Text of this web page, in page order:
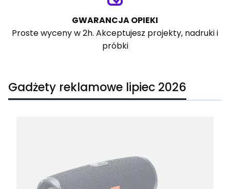
GWARANCJA OPIEKI
Proste wyceny w 2h. Akceptujesz projekty, nadruki i
próbki
Gadżety reklamowe lipiec 2026